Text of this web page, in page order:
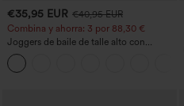
€35,95 EUR €40,95 EUR
Combina y ahorra: 3 por 88,30 €
Joggers de baile de talle alto con
cordón, fruncidos, corte cónico, secado
rápido, tacto fresco y bolsillos - UPF40+